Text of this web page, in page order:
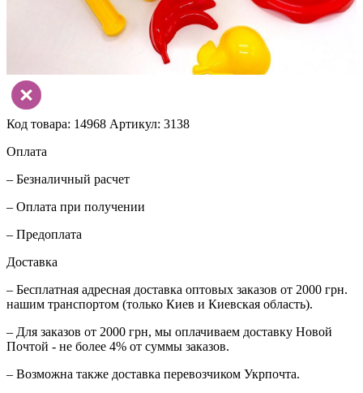
Код товара: 14968 Артикул: 3138
Оплата
– Безналичный расчет
– Оплата при получении
– Предоплата
Доставка
– Бесплатная адресная доставка оптовых заказов от 2000 грн.
нашим транспортом (только Киев и Киевская область).
– Для заказов от 2000 грн, мы оплачиваем доставку Новой
Почтой - не более 4% от суммы заказов.
– Возможна также доставка перевозчиком Укрпочта.